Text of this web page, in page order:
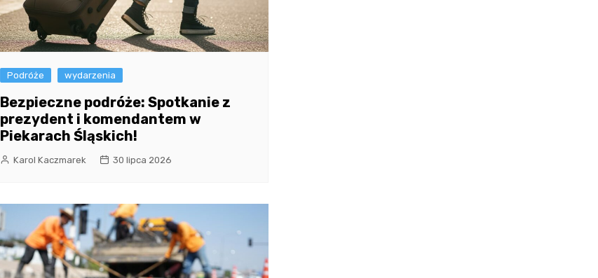
Podróże wydarzenia
Bezpieczne podróże: Spotkanie z
prezydent i komendantem w
Piekarach Śląskich!
Karol Kaczmarek 30 lipca 2026